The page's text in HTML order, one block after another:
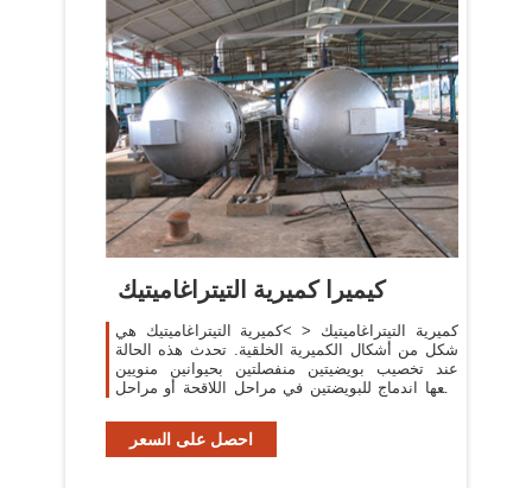
كيميرا كميرية التيتراغاميتيك
كميرية التيتراغاميتيك < >كميرية التيتراغاميتيك هي
شكل من أشكال الكميرية الخلقية. تحدث هذه الحالة
عند تخصيب بويضيتين منفصلتين بحيوانين منويين
يتبعها اندماج للبويضتين في مراحل اللاقحة أو مراحل
احصل على السعر